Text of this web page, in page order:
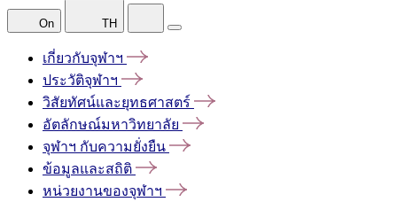
On TH
เกี่ยวกับจุฬาฯ
ประวัติจุฬาฯ
วิสัยทัศน์และยุทธศาสตร์
อัตลักษณ์มหาวิทยาลัย
จุฬาฯ กับความยั่งยืน
ข้อมูลและสถิติ
หน่วยงานของจุฬาฯ